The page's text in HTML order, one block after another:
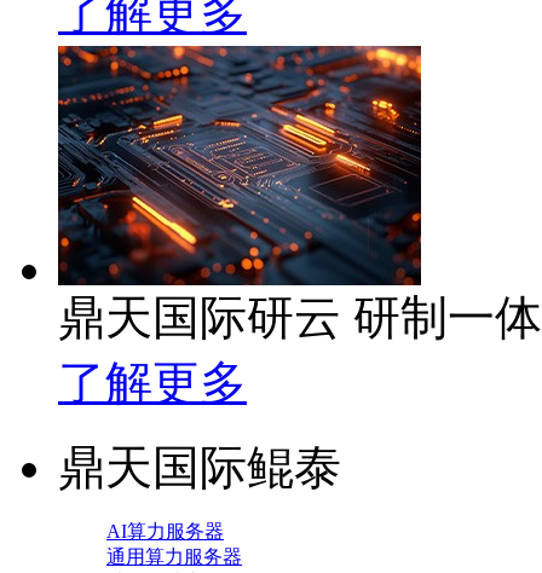
了解更多
鼎天国际研云 研制一
了解更多
鼎天国际鲲泰
AI算力服务器
通用算力服务器